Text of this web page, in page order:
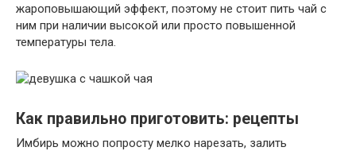
жароповышающий эффект, поэтому не стоит пить чай с
ним при наличии высокой или просто повышенной
температуры тела.
Как правильно приготовить: рецепты
Имбирь можно попросту мелко нарезать, залить